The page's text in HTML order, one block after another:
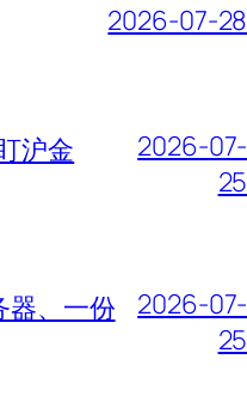
2026-07-28
沪金
2026-07-
25
器、一份
2026-07-
25